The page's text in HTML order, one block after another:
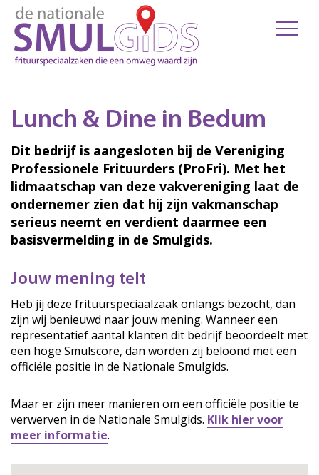
Lunch & Dine in Bedum
Dit bedrijf is aangesloten bij de Vereniging
Professionele Frituurders (ProFri). Met het
lidmaatschap van deze vakvereniging laat de
ondernemer zien dat hij zijn vakmanschap
serieus neemt en verdient daarmee een
basisvermelding in de Smulgids.
Jouw mening telt
Heb jij deze frituurspeciaalzaak onlangs bezocht, dan
zijn wij benieuwd naar jouw mening. Wanneer een
representatief aantal klanten dit bedrijf beoordeelt met
een hoge Smulscore, dan worden zij beloond met een
officiële positie in de Nationale Smulgids.
Maar er zijn meer manieren om een officiële positie te
verwerven in de Nationale Smulgids. Klik hier voor
meer informatie.